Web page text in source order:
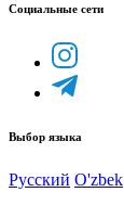
Социальные сети
Выбор языка
Русский O'zbek